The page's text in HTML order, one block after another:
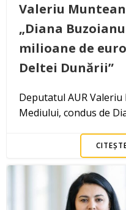
Valeriu
„Diana
milioane de
Deltei Dunării”
Deputatul AUR
Mediului, condus de